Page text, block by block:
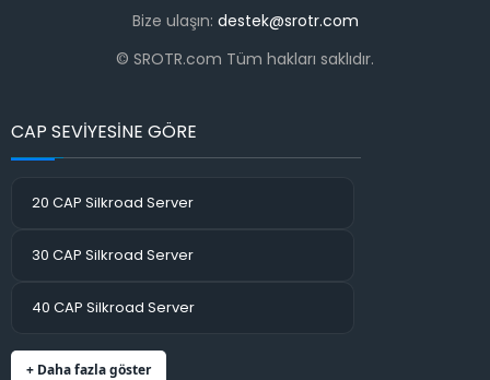
Bize ulaşın: destek@srotr.com
© SROTR.com Tüm hakları saklıdır.
CAP SEVİYESİNE GÖRE
20 CAP Silkroad Server
30 CAP Silkroad Server
40 CAP Silkroad Server
+ Daha fazla göster